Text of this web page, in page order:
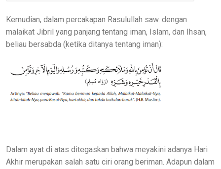
Kemudian, dalam percakapan Rasulullah saw. dengan
malaikat Jibril yang panjang tentang iman, Islam, dan Ihsan,
beliau bersabda (ketika ditanya tentang iman):
Dalam ayat di atas ditegaskan bahwa meyakini adanya Hari
Akhir merupakan salah satu ciri orang beriman. Adapun dalam